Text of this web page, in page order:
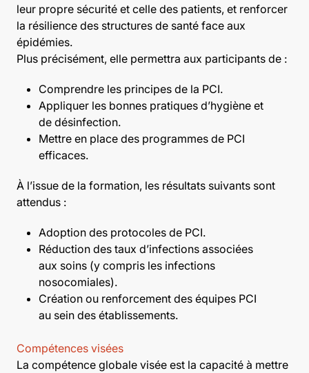
leur propre sécurité et celle des patients, et renforcer
la résilience des structures de santé face aux
épidémies.
Plus précisément, elle permettra aux participants de :
Comprendre les principes de la PCI.
Appliquer les bonnes pratiques d’hygiène et
de désinfection.
Mettre en place des programmes de PCI
efficaces.
À l’issue de la formation, les résultats suivants sont
attendus :
Adoption des protocoles de PCI.
Réduction des taux d’infections associées
aux soins (y compris les infections
nosocomiales).
Création ou renforcement des équipes PCI
au sein des établissements.
Compétences visées
La compétence globale visée est la capacité à mettre